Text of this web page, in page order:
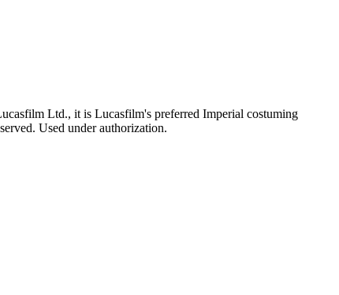
Ltd., it is Lucasfilm's preferred Imperial costuming
Used under authorization.